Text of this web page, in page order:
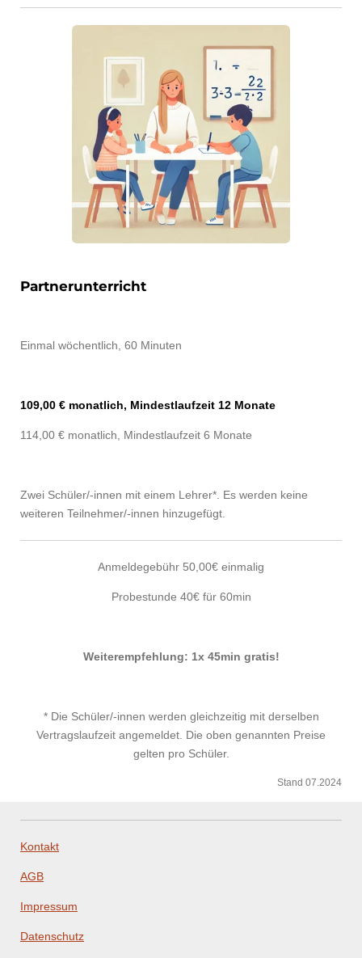
Partnerunterricht
Einmal wöchentlich, 60 Minuten
109,00 € monatlich, Mindestlaufzeit 12 Monate
114,00 € monatlich, Mindestlaufzeit 6 Monate
Zwei Schüler/-innen mit einem Lehrer*. Es werden keine
weiteren Teilnehmer/-innen hinzugefügt.
Anmeldegebühr 50,00€ einmalig
Probestunde 40€ für 60min
Weiterempfehlung: 1x 45min gratis!
* Die Schüler/-innen werden gleichzeitig mit derselben
Vertragslaufzeit angemeldet. Die oben genannten Preise
gelten pro Schüler.
Stand 07.2024
Kontakt
AGB
Impressum
Datenschutz